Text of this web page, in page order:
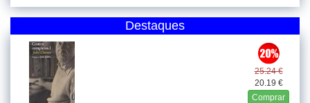
Destaques
25.24 €
20.19 €
Comprar